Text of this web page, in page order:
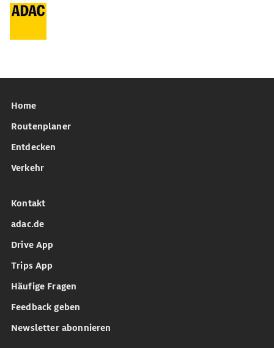
Home
Routenplaner
Entdecken
Verkehr
Kontakt
adac.de
Drive App
Trips App
Häufige Fragen
Feedback geben
Newsletter abonnieren